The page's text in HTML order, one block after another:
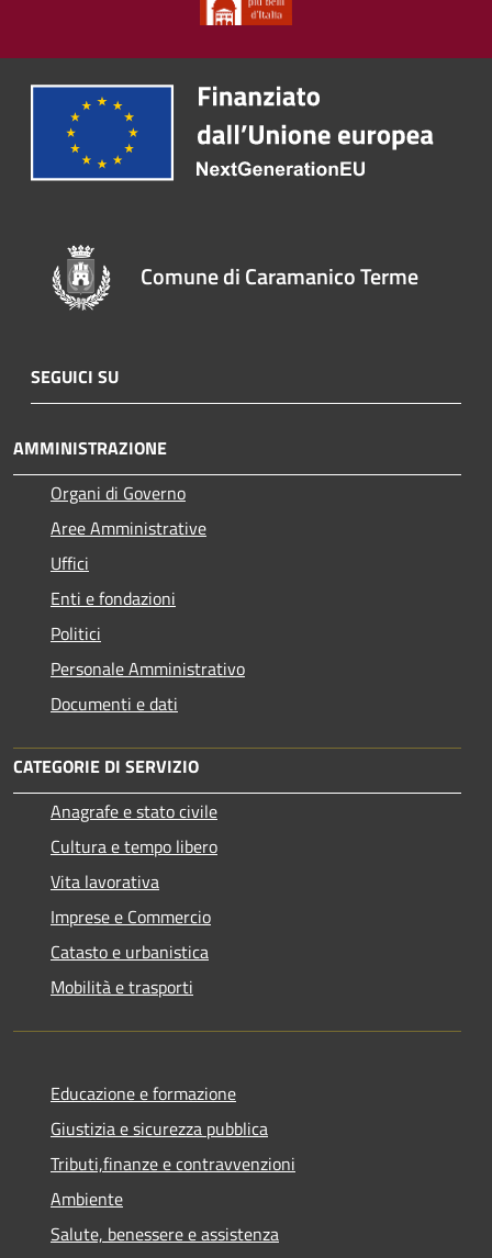
Comune di Caramanico Terme
SEGUICI SU
AMMINISTRAZIONE
Organi di Governo
Aree Amministrative
Uffici
Enti e fondazioni
Politici
Personale Amministrativo
Documenti e dati
CATEGORIE DI SERVIZIO
Anagrafe e stato civile
Cultura e tempo libero
Vita lavorativa
Imprese e Commercio
Catasto e urbanistica
Mobilità e trasporti
Educazione e formazione
Giustizia e sicurezza pubblica
Tributi,finanze e contravvenzioni
Ambiente
Salute, benessere e assistenza